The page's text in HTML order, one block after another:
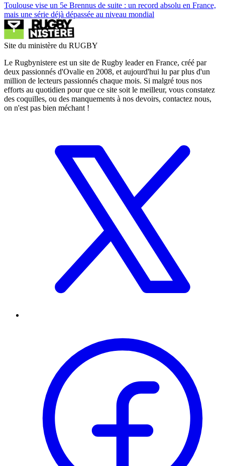
Toulouse vise un 5e Brennus de suite : un record absolu en France,
mais une série déjà dépassée au niveau mondial
Site du ministère du RUGBY
Le Rugbynistere est un site de Rugby leader en France, créé par
deux passionnés d'Ovalie en 2008, et aujourd'hui lu par plus d'un
million de lecteurs passionnés chaque mois. Si malgré tous nos
efforts au quotidien pour que ce site soit le meilleur, vous constatez
des coquilles, ou des manquements à nos devoirs, contactez nous,
on n'est pas bien méchant !